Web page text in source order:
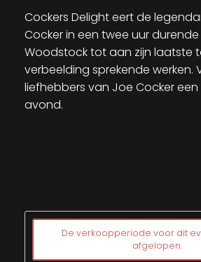
Cockers Delight eert de
Cocker in een twee uur
Woodstock tot aan zijn laatste
verbeelding sprekende werken.
liefhebbers van Joe Cocker
avond.
De verkoopperiode voor dit
afgelopen.